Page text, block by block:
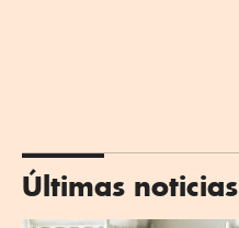
Últimas noticias